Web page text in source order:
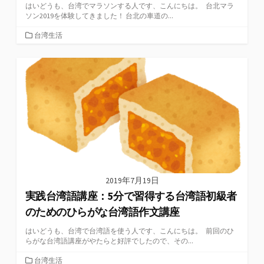
はいどうも、台湾でマラソンする人です、こんにちは。 台北マラ
ソン2019を体験してきました！ 台北の車道の...
カ
リ
台湾生活
2019年7月19日
実践台湾語講座：5分で習得する台湾語初級者
のためのひらがな台湾語作文講座
はいどうも、台湾で台湾語を使う人です、こんにちは。 前回のひ
らがな台湾語講座がやたらと好評でしたので、その...
カ台湾生活